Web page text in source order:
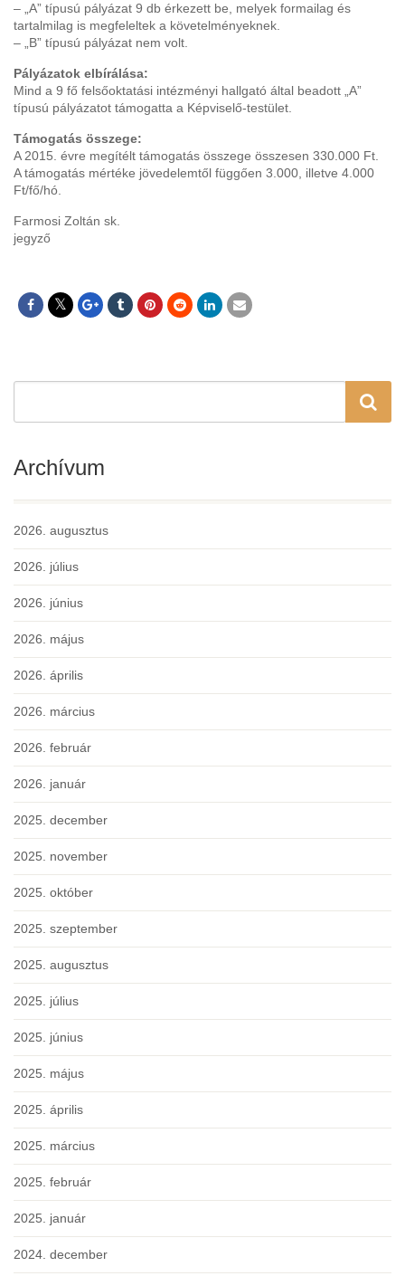
– „A” típusú pályázat 9 db érkezett be, melyek formailag és
tartalmilag is megfeleltek a követelményeknek.
– „B” típusú pályázat nem volt.
Pályázatok elbírálása:
Mind a 9 fő felsőoktatási intézményi hallgató által beadott „A”
típusú pályázatot támogatta a Képviselő-testület.
Támogatás összege:
A 2015. évre megítélt támogatás összege összesen 330.000 Ft.
A támogatás mértéke jövedelemtől függően 3.000, illetve 4.000
Ft/fő/hó.
Farmosi Zoltán sk.
jegyző
Archívum
2026. augusztus
2026. július
2026. június
2026. május
2026. április
2026. március
2026. február
2026. január
2025. december
2025. november
2025. október
2025. szeptember
2025. augusztus
2025. július
2025. június
2025. május
2025. április
2025. március
2025. február
2025. január
2024. december